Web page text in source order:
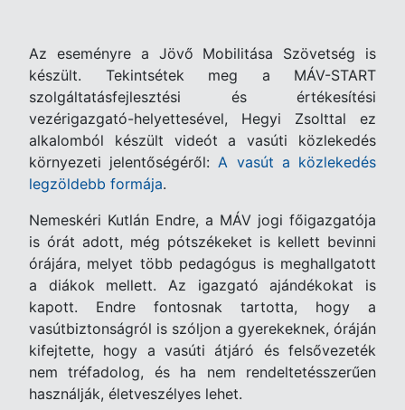
Az eseményre a Jövő Mobilitása Szövetség is
készült. Tekintsétek meg a MÁV-START
szolgáltatásfejlesztési és értékesítési
vezérigazgató-helyettesével, Hegyi Zsolttal ez
alkalomból készült videót a vasúti közlekedés
környezeti jelentőségéről:A vasút a közlekedés
legzöldebb formája.
Nemeskéri Kutlán Endre, a MÁV jogi főigazgatója
is órát adott, még pótszékeket is kellett bevinni
órájára, melyet több pedagógus is meghallgatott
a diákok mellett. Az igazgató ajándékokat is
kapott. Endre fontosnak tartotta, hogy a
vasútbiztonságról is szóljon a gyerekeknek, óráján
kifejtette, hogy a vasúti átjáró és felsővezeték
nem tréfadolog, és ha nem rendeltetésszerűen
használják, életveszélyes lehet.